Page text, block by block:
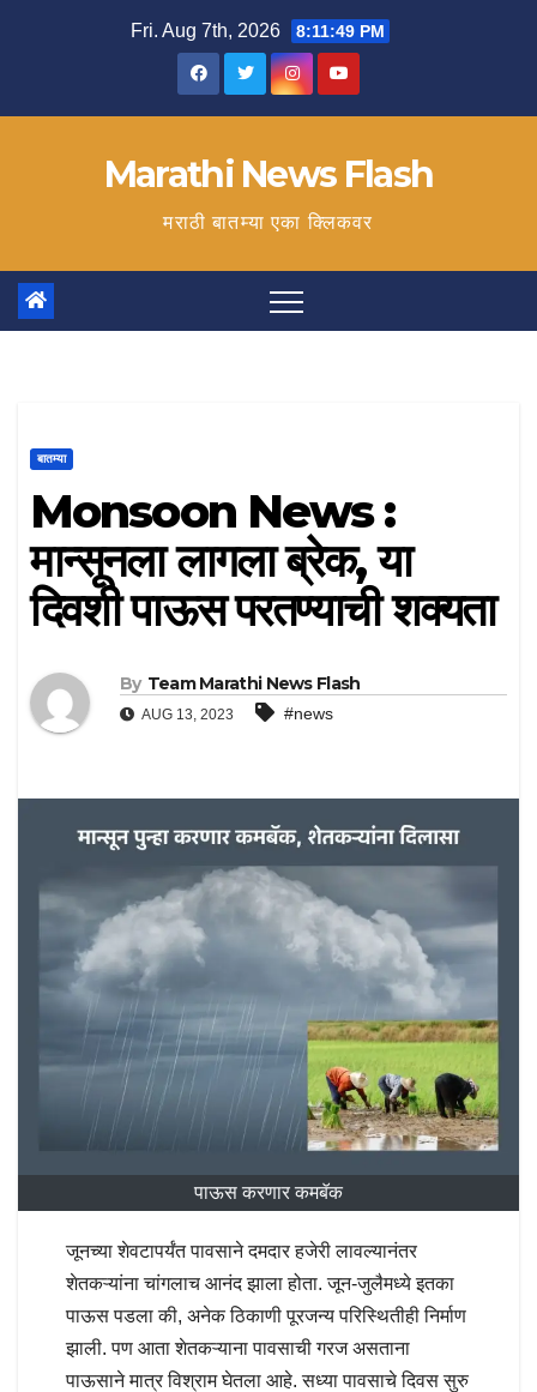
Fri. Aug 7th, 2026 8:11:49 PM
Marathi News Flash
मराठी बातम्या एका क्लिकवर
बातम्या
Monsoon News :
मान्सूनला लागला ब्रेक, या
दिवशी पाऊस परतण्याची शक्यता
By Team Marathi News Flash
AUG 13, 2023 #news
पाऊस करणार कमबॅक
जूनच्या शेवटापर्यंत पावसाने दमदार हजेरी लावल्यानंतर
शेतकऱ्यांना चांगलाच आनंद झाला होता. जून-जुलैमध्ये इतका
पाऊस पडला की, अनेक ठिकाणी पूरजन्य परिस्थितीही निर्माण
झाली. पण आता शेतकऱ्याना पावसाची गरज असताना
पाऊसाने मात्र विश्राम घेतला आहे. सध्या पावसाचे दिवस सुरु